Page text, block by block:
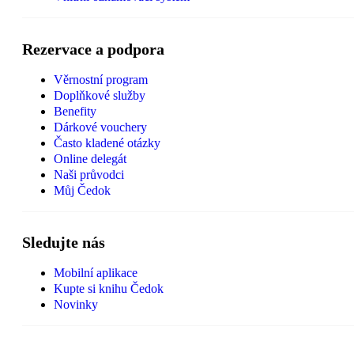
Rezervace a podpora
Věrnostní program
Doplňkové služby
Benefity
Dárkové vouchery
Často kladené otázky
Online delegát
Naši průvodci
Můj Čedok
Sledujte nás
Mobilní aplikace
Kupte si knihu Čedok
Novinky